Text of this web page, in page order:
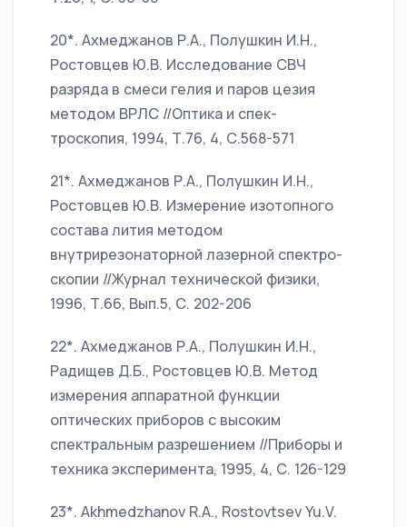
20*. Ахмеджанов Р.А., Полушкин И.Н.,
Ростовцев Ю.В. Исследование СВЧ
разряда в смеси гелия и паров цезия
методом ВРЛС //Оптика и спек-
троскопия, 1994, Т.76, 4, С.568-571
21*. Ахмеджанов Р.А., Полушкин И.Н.,
Ростовцев Ю.В. Измерение изотопного
состава лития методом
внутрирезонаторной лазерной спектро-
скопии //Журнал технической физики,
1996, Т.66, Вып.5, С. 202-206
22*. Ахмеджанов Р.А., Полушкин И.Н.,
Радищев Д.Б., Ростовцев Ю.В. Метод
измерения аппаратной функции
оптических приборов с высоким
спектральным разрешением //Приборы и
техника эксперимента, 1995, 4, С. 126-129
23*. Akhmedzhanov R.A., Rostovtsev Yu.V.